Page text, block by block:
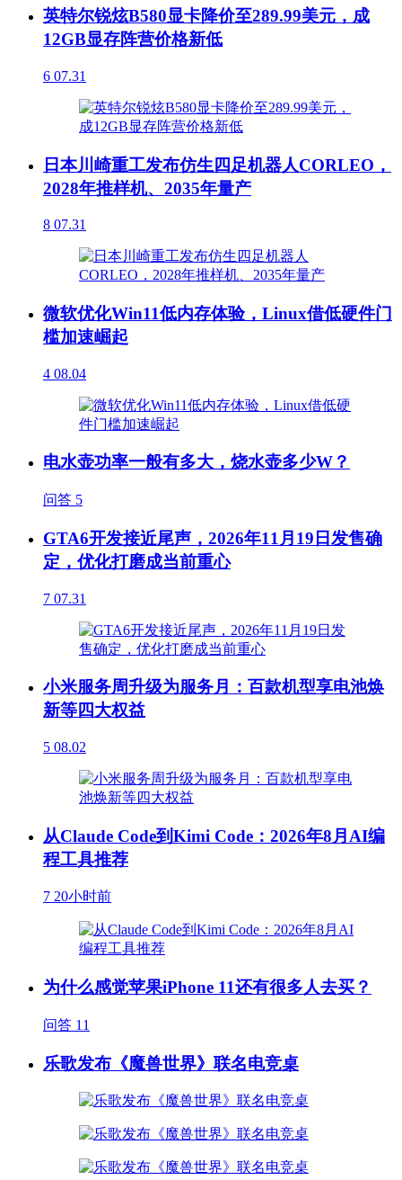
英特尔锐炫B580显卡降价至289.99美元，成
12GB显存阵营价格新低
6 07.31
日本川崎重工发布仿生四足机器人CORLEO，
2028年推样机、2035年量产
8 07.31
微软优化Win11低内存体验，Linux借低硬件门
槛加速崛起
4 08.04
电水壶功率一般有多大，烧水壶多少W？
问答 5
GTA6开发接近尾声，2026年11月19日发售确
定，优化打磨成当前重心
7 07.31
小米服务周升级为服务月：百款机型享电池焕
新等四大权益
5 08.02
从Claude Code到Kimi Code：2026年8月AI编
程工具推荐
7 20小时前
为什么感觉苹果iPhone 11还有很多人去买？
问答 11
乐歌发布《魔兽世界》联名电竞桌